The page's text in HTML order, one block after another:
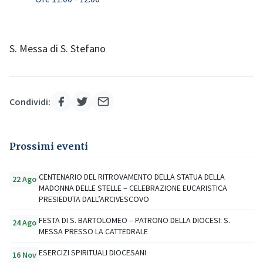
S. Messa di S. Stefano
Condividi:
Prossimi eventi
22 Ago CENTENARIO DEL RITROVAMENTO DELLA STATUA DELLA
MADONNA DELLE STELLE – CELEBRAZIONE EUCARISTICA
PRESIEDUTA DALL’ARCIVESCOVO
24 Ago FESTA DI S. BARTOLOMEO – PATRONO DELLA DIOCESI: S.
MESSA PRESSO LA CATTEDRALE
16 Nov ESERCIZI SPIRITUALI DIOCESANI